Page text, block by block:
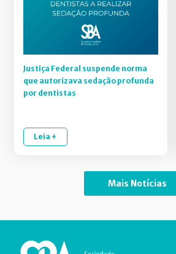
Justiça Federal suspende norma
que autorizava sedação profunda
por dentistas
Leia +
Mais Notícias